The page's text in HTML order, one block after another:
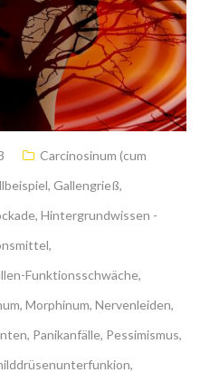
Carcinosinum (cum
, Gallengrieß,
, Hintergrundwissen -
,
Funktionsschwäche,
, Morphinum, Nervenleiden,
, Panikanfälle, Pessimismus,
,